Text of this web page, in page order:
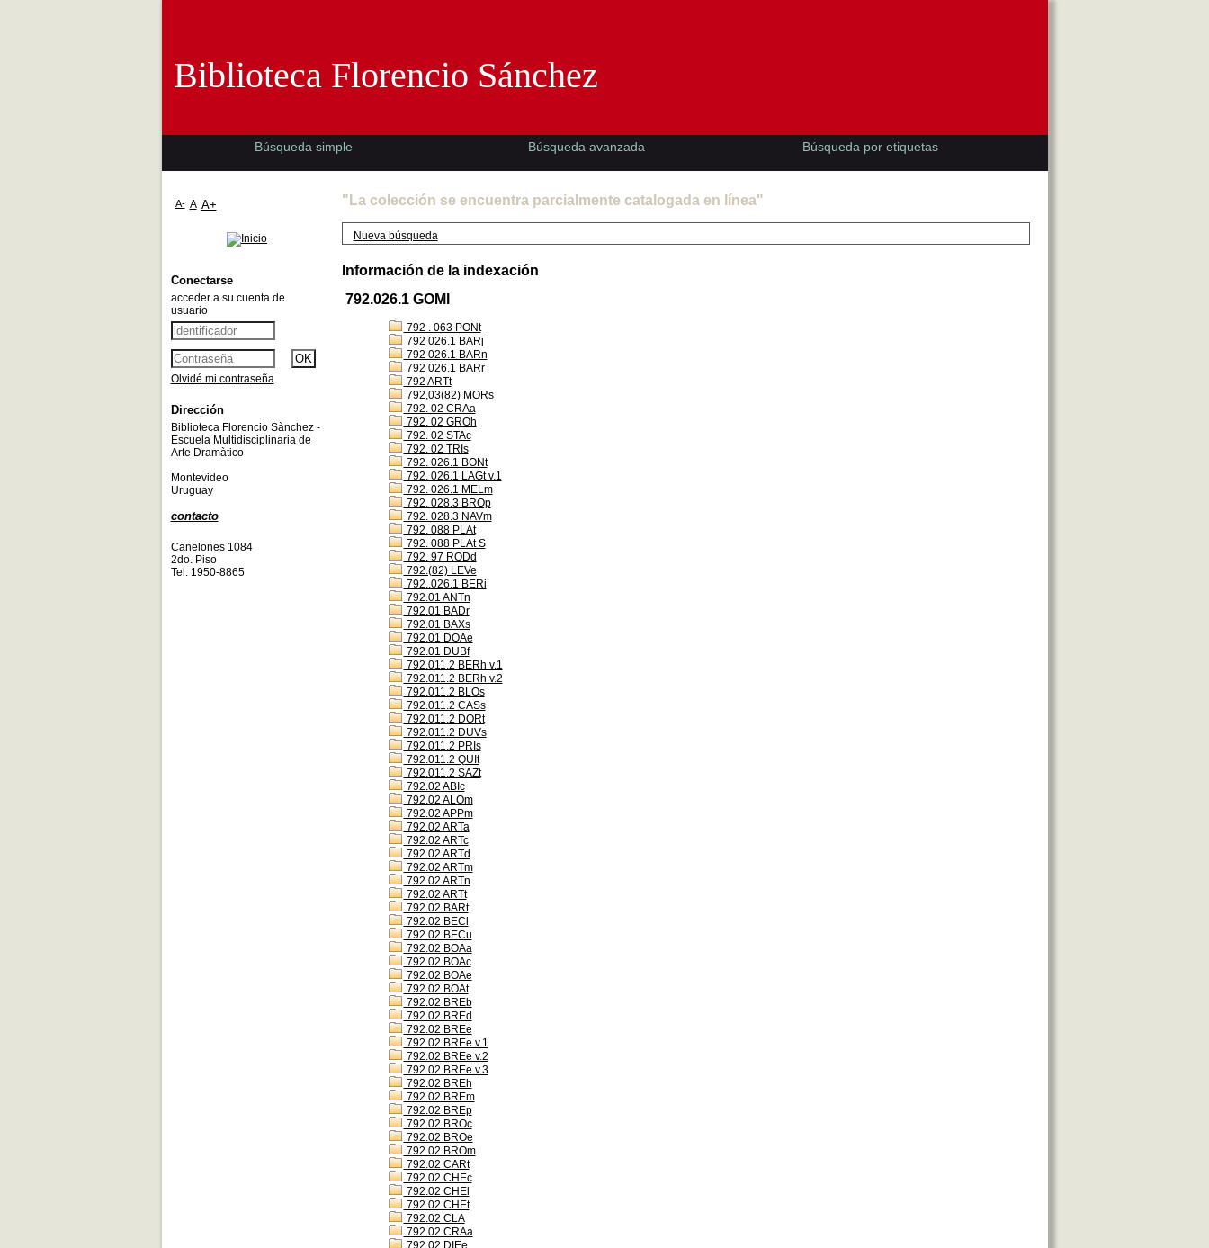
"La colección se encuentra parcialmente catalogada en línea"
Nueva búsqueda
Información de la indexación
792.026.1 GOMl
792 . 063 PONt
792 026.1 BARj
792 026.1 BARn
792 026.1 BARr
792 ARTt
792,03(82) MORs
792. 02 CRAa
792. 02 GROh
792. 02 STAc
792. 02 TRIs
792. 026.1 BONt
792. 026.1 LAGt v.1
792. 026.1 MELm
792. 028.3 BROp
792. 028.3 NAVm
792. 088 PLAt
792. 088 PLAt S
792. 97 RODd
792.(82) LEVe
792..026.1 BERi
792.01 ANTn
792.01 BADr
792.01 BAXs
792.01 DOAe
792.01 DUBf
792.011.2 BERh v.1
792.011.2 BERh v.2
792.011.2 BLOs
792.011.2 CASs
792.011.2 DORt
792.011.2 DUVs
792.011.2 PRIs
792.011.2 QUIt
792.011.2 SAZt
792.02 ABIc
792.02 ALOm
792.02 APPm
792.02 ARTa
792.02 ARTc
792.02 ARTd
792.02 ARTm
792.02 ARTn
792.02 ARTt
792.02 BARt
792.02 BECl
792.02 BECu
792.02 BOAa
792.02 BOAc
792.02 BOAe
792.02 BOAt
792.02 BREb
792.02 BREd
792.02 BREe
792.02 BREe v.1
792.02 BREe v.2
792.02 BREe v.3
792.02 BREh
792.02 BREm
792.02 BREp
792.02 BROc
792.02 BROe
792.02 BROm
792.02 CARt
792.02 CHEc
792.02 CHEl
792.02 CHEt
792.02 CLA
792.02 CRAa
792.02 DIEe
Biblioteca Florencio Sánchez
Búsqueda simple Búsqueda avanzada Búsqueda por etiquetas
A- A A+
Conectarse
acceder a su cuenta de
usuario
Olvidé mi contraseña
Dirección
Biblioteca Florencio Sànchez -
Escuela Multidisciplinaria de
Arte Dramàtico
Montevideo
Uruguay
contacto
Canelones 1084
2do. Piso
Tel: 1950-8865